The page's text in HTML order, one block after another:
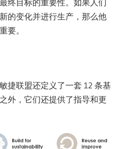
终目标的重要性。如果人们
的变化并进行生产，那么他
要。
捷联盟还定义了一套 12 条基
外，它们还提供了指导和更